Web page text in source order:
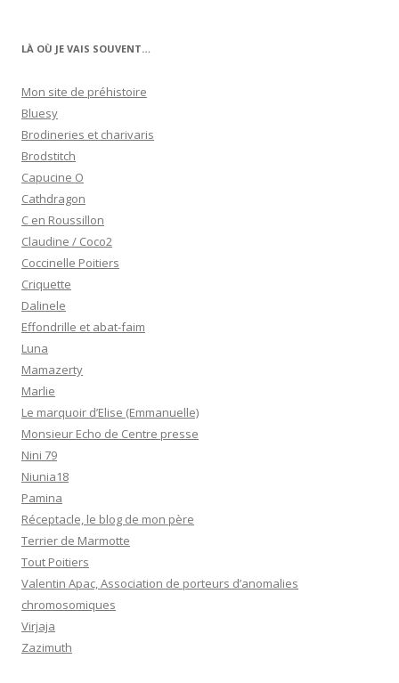
LÀ OÙ JE VAIS SOUVENT…
Mon site de préhistoire
Bluesy
Brodineries et charivaris
Brodstitch
Capucine O
Cathdragon
C en Roussillon
Claudine / Coco2
Coccinelle Poitiers
Criquette
Dalinele
Effondrille et abat-faim
Luna
Mamazerty
Marlie
Le marquoir d’Elise (Emmanuelle)
Monsieur Echo de Centre presse
Nini 79
Niunia18
Pamina
Réceptacle, le blog de mon père
Terrier de Marmotte
Tout Poitiers
Valentin Apac, Association de porteurs d’anomalies
chromosomiques
Virjaja
Zazimuth